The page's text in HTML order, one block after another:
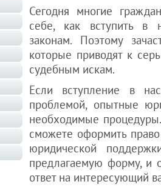
Сегодня многие
себе, как вступить в
законам. Поэтому
которые приводят к
судебным искам.
Если вступление в
проблемой, опытные
необходимые
сможете оформить
юридической
предлагаемую форму, и
ответ на интересующий